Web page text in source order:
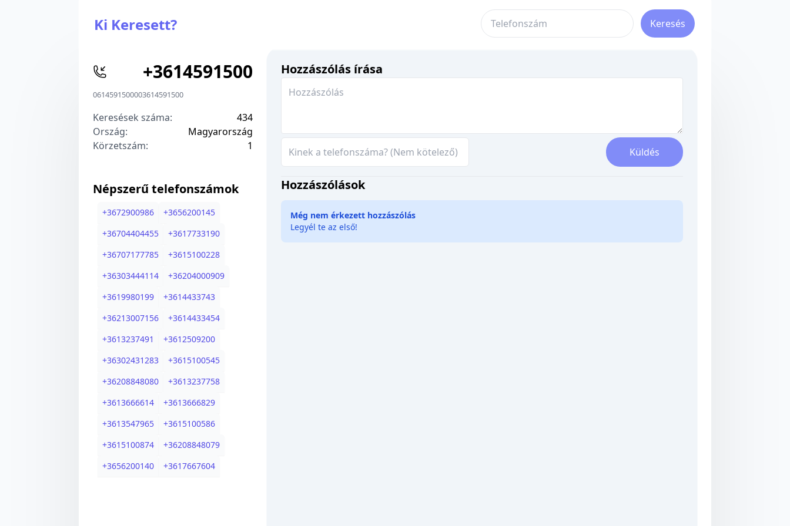
Ki Keresett? Keresés
+3614591500
0614591500003614591500
Keresések száma:
434
Ország:
Magyarország
Körzetszám:
1
Népszerű telefonszámok
+3672900986 +3656200145
+36704404455 +3617733190
+36707177785 +3615100228
+36303444114 +36204000909
+3619980199 +3614433743
+36213007156 +3614433454
+3613237491 +3612509200
+36302431283 +3615100545
+36208848080 +3613237758
+3613666614 +3613666829
+3613547965 +3615100586
+3615100874 +36208848079
+3656200140 +3617667604
Hozzászólás írása
Küldés
Hozzászólások
Még nem érkezett hozzászólás
Legyél te az első!